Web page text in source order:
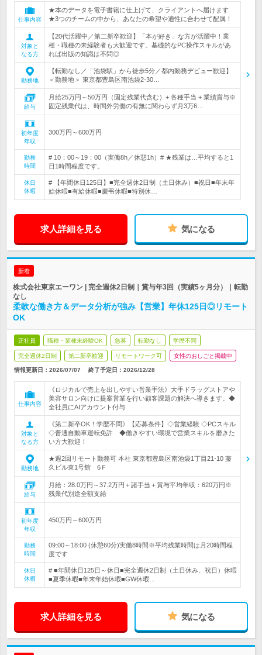
仕事内容
★本のデータを電子書籍に仕上げて、クライアントへ届けます
★3つのチームの中から、あなたの希望や適性に合わせて配属！
対象と
なる方
【20代活躍中／第二新卒歓迎】「本が好き」な方が活躍中！業
種・職種の未経験者も大歓迎です。基礎的なPC操作スキルがあ
れば出版の知識は不問◎
勤務地
【転勤なし／「池袋駅」から徒歩5分／都内勤務デビュー歓迎】
＜勤務地＞ 東京都豊島区南池袋2-30…
給与
月給25万円～50万円（固定残業代含む）+ 各種手当 + 業績賞与※
固定残業代は、時間外労働の有無に関わらず月3万6…
初年度
年収
300万円～600万円
勤務
時間
# 10：00～19：00（実働8h／休憩1h）# ★残業は…平均すると1
日1時間程度です。
休日
休暇
# 【年間休日125日】■完全週休2日制（土日休み）■祝日■年末年
始休暇■有給休暇■慶弔休暇■特別休…
求人詳細を見る 気になる
新着
株式会社東京エーワン | 完全週休2日制｜賞与年3回（実績5ヶ月分）｜転勤
なし
柔軟な働き方＆データ分析が強み【営業】年休125日◎リモート
OK
正社員 職種・業種未経験OK 急募 転勤なし 学歴不問
完全週休2日制 第二新卒歓迎 リモートワーク可 女性のおしごと掲載中
情報更新日：2026/07/07 終了予定日： 2026/12/28
仕事内容
《ロジカルで売上を出しやすい営業手法》大手ドラッグストアや
美容サロン向けに提案営業を行い顧客課題の解決へ導きます。◆
全社員にAIアカウント付与
対象と
なる方
《第二新卒OK！学歴不問》【応募条件】◇営業経験 ◇PCスキル
◇普通自動車運転免許 ◆働きやすい環境で営業スキルを磨きた
い方大歓迎！
勤務地
★週2回リモート勤務可 本社 東京都豊島区南池袋1丁目21-10 藤
久ビル東1号館 6Ｆ
給与
月給：28.0万円～37.2万円＋諸手当＋賞与平均年収：620万円※
残業代別途全額支給
初年度
年収
450万円～600万円
勤務
時間
09:00～18:00 (休憩60分)実働8時間※平均残業時間は月20時間程
度です
休日
休暇
# ■年間休日125日～休日■完全週休2日制（土日休み、祝日）休暇
■夏季休暇■年末年始休暇■GW休暇…
求人詳細を見る 気になる